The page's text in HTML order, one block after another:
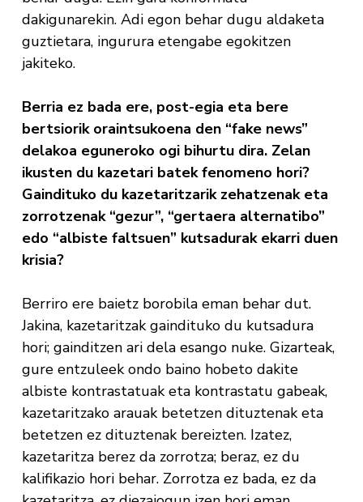
dakigunarekin. Adi egon behar dugu aldaketa
guztietara, ingurura etengabe egokitzen
jakiteko.
Berria ez bada ere, post-egia eta bere
bertsiorik oraintsukoena den “fake news”
delakoa eguneroko ogi bihurtu dira. Zelan
ikusten du kazetari batek fenomeno hori?
Gaindituko du kazetaritzarik zehatzenak eta
zorrotzenak “gezur”, “gertaera alternatibo”
edo “albiste faltsuen” kutsadurak ekarri duen
krisia?
Berriro ere baietz borobila eman behar dut.
Jakina, kazetaritzak gaindituko du kutsadura
hori; gainditzen ari dela esango nuke. Gizarteak,
gure entzuleek ondo baino hobeto dakite
albiste kontrastatuak eta kontrastatu gabeak,
kazetaritzako arauak betetzen dituztenak eta
betetzen ez dituztenak bereizten. Izatez,
kazetaritza berez da zorrotza; beraz, ez du
kalifikazio hori behar. Zorrotza ez bada, ez da